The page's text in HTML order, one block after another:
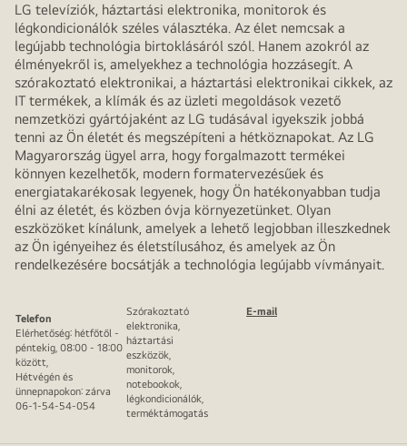
LG televíziók, háztartási elektronika, monitorok és
légkondicionálók széles választéka. Az élet nemcsak a
legújabb technológia birtoklásáról szól. Hanem azokról az
élményekről is, amelyekhez a technológia hozzásegít. A
szórakoztató elektronikai, a háztartási elektronikai cikkek, az
IT termékek, a klímák és az üzleti megoldások vezető
nemzetközi gyártójaként az LG tudásával igyekszik jobbá
tenni az Ön életét és megszépíteni a hétköznapokat. Az LG
Magyarország ügyel arra, hogy forgalmazott termékei
könnyen kezelhetők, modern formatervezésűek és
energiatakarékosak legyenek, hogy Ön hatékonyabban tudja
élni az életét, és közben óvja környezetünket. Olyan
eszközöket kínálunk, amelyek a lehető legjobban illeszkednek
az Ön igényeihez és életstílusához, és amelyek az Ön
rendelkezésére bocsátják a technológia legújabb vívmányait.
Telefon
Elérhetőség: hétfőtől -
péntekig, 08:00 - 18:00
között,
Hétvégén és
ünnepnapokon: zárva
06-1-54-54-054
Szórakoztató
elektronika,
háztartási
eszközök,
monitorok,
notebookok,
légkondicionálók,
terméktámogatás
E-mail